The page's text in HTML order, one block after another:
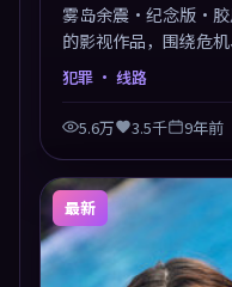
雾岛余震·纪念版·胶
的影视作品，围绕危
奏紧凑，值得推荐观看
犯罪 · 线路
5.6万 3.5千 9年前
最新